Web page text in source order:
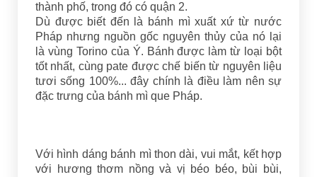
thành phố, trong đó có quận 2.
Dù được biết đến là bánh mì xuất xứ từ nước
Pháp nhưng nguồn gốc nguyên thủy của nó lại
là vùng Torino của Ý. Bánh được làm từ loại bột
tốt nhất, cùng pate được chế biến từ nguyên liệu
tươi sống 100%... đây chính là điều làm nên sự
đặc trưng của bánh mì que Pháp.
Với hình dáng bánh mì thon dài, vui mắt, kết hợp
với hương thơm nồng và vị béo béo, bùi bùi,